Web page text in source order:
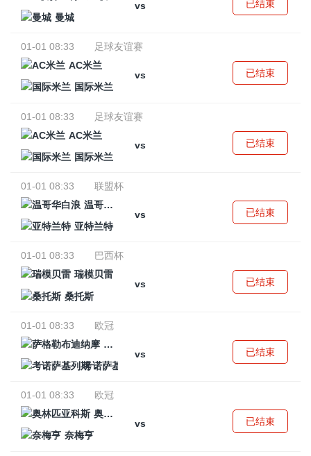
vs
曼城
已结束
01-01 08:33
足球友谊赛
AC米兰
vs
国际米兰
已结束
01-01 08:33
足球友谊赛
AC米兰
vs
国际米兰
已结束
01-01 08:33
联盟杯
温哥华白浪
vs
亚特兰特
已结束
01-01 08:33
巴西杯
瑞模贝雷
vs
桑托斯
已结束
01-01 08:33
欧冠
萨格勒布迪纳摩
vs
考诺萨基列斯
已结束
01-01 08:33
欧冠
奥林匹亚科斯
vs
奈梅亨
已结束